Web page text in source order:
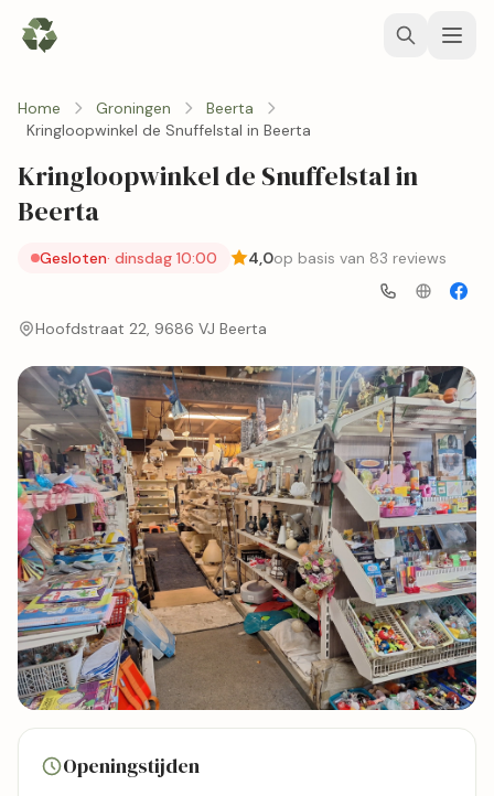
Home Groningen
Beerta
Kringloopwinkel de Snuffelstal in Beerta
Kringloopwinkel de Snuffelstal in
Beerta
Gesloten· dinsdag 10:00 4,0op basis van 83 reviews
Hoofdstraat 22, 9686 VJ Beerta
Bekijk kaart
Openingstijden